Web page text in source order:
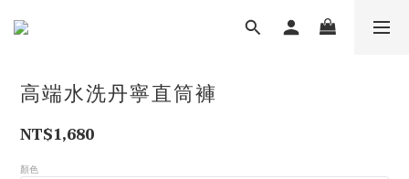
高端水洗丹寧直筒褲
NT$1,680
顏色